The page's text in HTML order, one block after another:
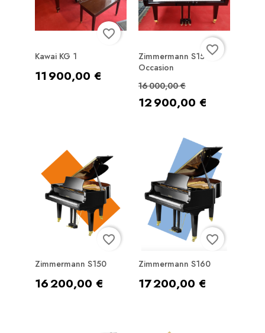
Kawai KG 1
Prix
11 900,00 €
favorite_border
Zimmermann S150
Occasion
Prix de base
16 000,00 €
Prix
12 900,00 €
favorite_border
Zimmermann S150
Prix
16 200,00 €
favorite_border
Zimmermann S160
Prix
17 200,00 €
favorite_border